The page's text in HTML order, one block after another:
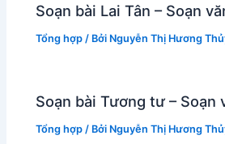
Soạn bài Lai Tân – Soạn
Tổng hợp / Bởi Nguyễn Thị Hương
Soạn bài Tương tư – Soạn
Tổng hợp / Bởi Nguyễn Thị Hương